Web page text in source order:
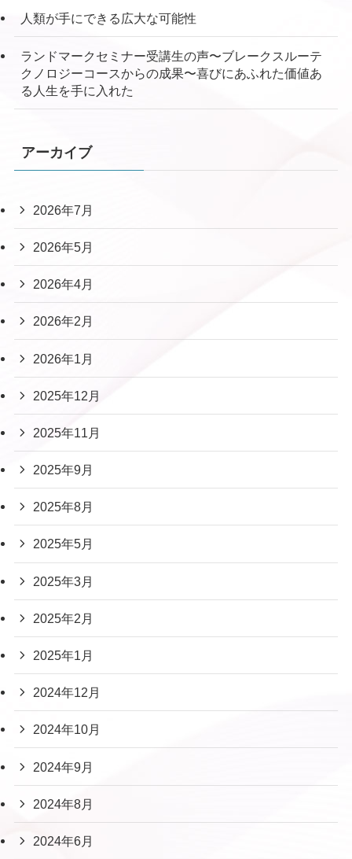
人類が手にできる広大な可能性
ランドマークセミナー受講生の声〜ブレークスルーテ
クノロジーコースからの成果〜喜びにあふれた価値あ
る人生を手に入れた
アーカイブ
2026年7月
2026年5月
2026年4月
2026年2月
2026年1月
2025年12月
2025年11月
2025年9月
2025年8月
2025年5月
2025年3月
2025年2月
2025年1月
2024年12月
2024年10月
2024年9月
2024年8月
2024年6月